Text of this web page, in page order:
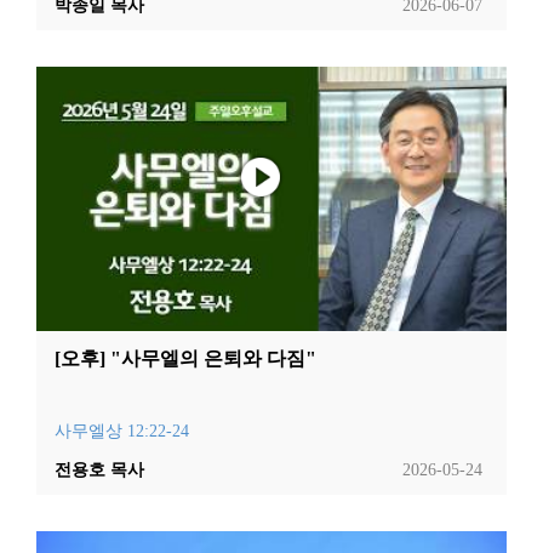
2026-06-07
박종일 목사
[오후] "사무엘의 은퇴와 다짐"
사무엘상 12:22-24
2026-05-24
전용호 목사